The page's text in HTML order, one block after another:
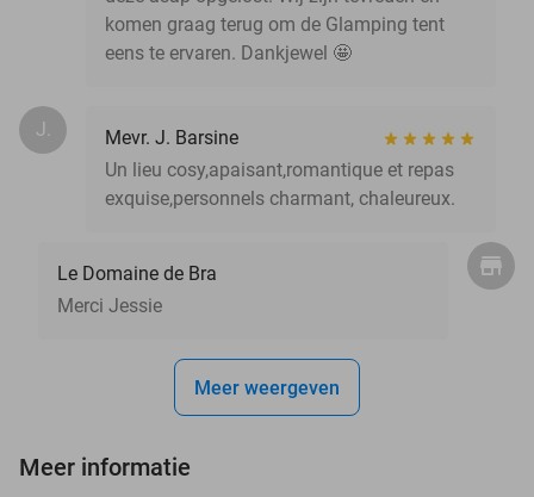
komen graag terug om de Glamping tent
eens te ervaren. Dankjewel 🤩
J.
Mevr. J. Barsine
Un lieu cosy,apaisant,romantique et repas
exquise,personnels charmant, chaleureux.
Le Domaine de Bra
Merci Jessie
Meer weergeven
Meer informatie